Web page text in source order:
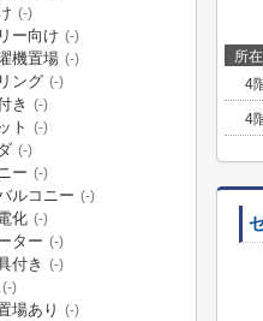
所
4
4
(-)
ー向け (-)
機置場 (-)
ング (-)
き (-)
ト (-)
(-)
ー (-)
ルコニー (-)
化 (-)
ター (-)
付き (-)
(-)
場あり (-)